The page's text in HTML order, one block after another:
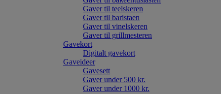
Gaver til teelskeren
Gaver til baristaen
Gaver til vinelskeren
Gaver til grillmesteren
Gavekort
Digitalt gavekort
Gaveideer
Gavesett
Gaver under 500 kr.
Gaver under 1000 kr.